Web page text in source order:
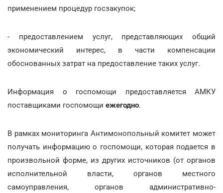
применением процедур госзакупок;
- предоставлением услуг, представляющих общий
экономический интерес, в части компенсации
обоснованных затрат на предоставление таких услуг.
Информация о госпомощи предоставляется АМКУ
поставщиками госпомощи ежегодно.
В рамках мониторинга Антимонопольный комитет может
получать информацию о госпомощи, которая подается в
произвольной форме, из других источников (от органов
исполнительной власти, органов местного
самоуправления, органов административно-